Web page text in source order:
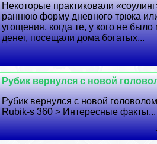
Некоторые пpaктиковали
раннюю форму дневного трюка
угощения, когда те, у кого не было
денег, посещали дома богатых...
Рубик вернулся с новой
Рубик вернулся с новой
Rubik-s 360 > Интересные факты...